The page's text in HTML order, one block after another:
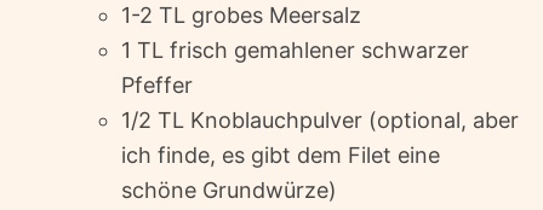
1-2 TL grobes Meersalz
1 TL frisch gemahlener schwarzer
Pfeffer
1/2 TL Knoblauchpulver (optional, aber
ich finde, es gibt dem Filet eine
schöne Grundwürze)